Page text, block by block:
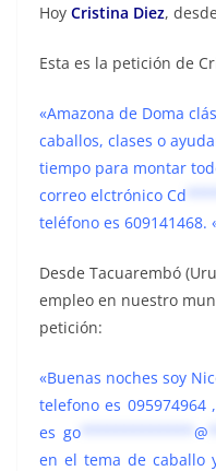
Hoy Cristina Diez,
Esta es la petición de
«Amazona de Doma
caballos, clases o
tiempo para montar
correo elctrónico Cd
teléfono es 609141468.
Desde Tacuarembó
empleo en nuestro
petición:
«Buenas noches soy
telefono es
es go************* @
en el tema de caballo